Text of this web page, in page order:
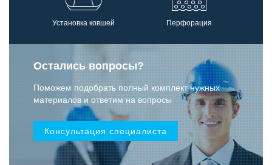
Установка ковшей Перфорация
Остались вопросы?
Поможем подобрать полный комплект нужных
материалов и ответим на вопросы
Консультация специалиста